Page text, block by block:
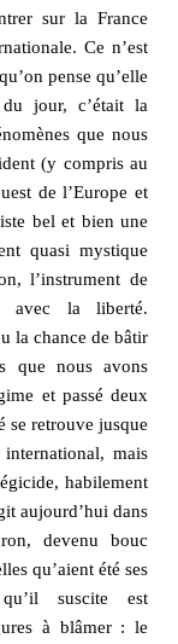
sur la France
Ce n’est
pense qu’elle
du jour, c’était la
que nous
(y compris au
de l’Europe et
bel et bien une
quasi mystique
l’instrument de
avec la liberté.
la chance de bâtir
que nous avons
et passé deux
se retrouve jusque
mais
habilement
aujourd’hui dans
devenu bouc
qu’aient été ses
suscite est
à blâmer : le